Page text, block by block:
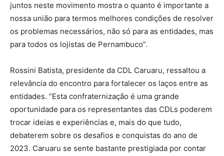
juntos neste movimento mostra o quanto é importante a
nossa união para termos melhores condições de resolver
os problemas necessários, não só para as entidades, mas
para todos os lojistas de Pernambuco”.
Rossini Batista, presidente da CDL Caruaru, ressaltou a
relevância do encontro para fortalecer os laços entre as
entidades. “Esta confraternização é uma grande
oportunidade para os representantes das CDLs poderem
trocar ideias e experiências e, mais do que tudo,
debaterem sobre os desafios e conquistas do ano de
2023. Caruaru se sente bastante prestigiada por contar